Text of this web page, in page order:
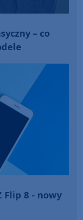
– co
Flip 8 - nowy